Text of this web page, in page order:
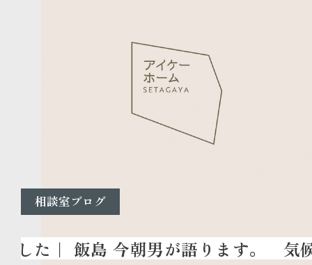
相談室ブログ
気